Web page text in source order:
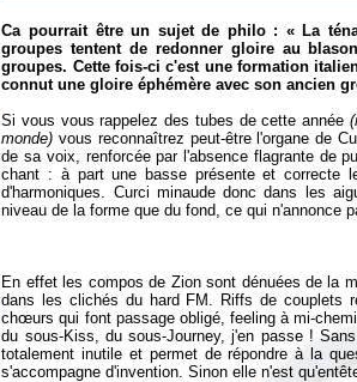
Ca pourrait être un sujet de philo : « La
groupes tentent de redonner gloire au
groupes. Cette fois-ci c'est une formation
connut une gloire éphémère avec son ancien
Si vous vous rappelez des tubes de cette année
monde) vous reconnaîtrez peut-être l'organe de
de sa voix, renforcée par l'absence flagrante de
chant : à part une basse présente et correcte
d'harmoniques. Curci minaude donc dans les
En effet les compos de Zion sont dénuées de la
dans les clichés du hard FM. Riffs de couplets
chœurs qui font passage obligé, feeling à mi-
du sous-Kiss, du sous-Journey, j'en passe !
totalement inutile et permet de répondre à la
s'accompagne d'invention. Sinon elle n'est